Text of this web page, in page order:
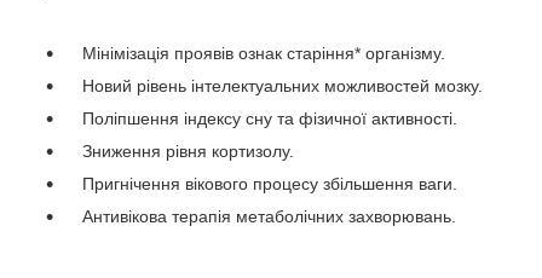
Мінімізація проявів ознак старіння* організму.
Новий рівень інтелектуальних можливостей мозку.
Поліпшення індексу сну та фізичної активності.
Зниження рівня кортизолу.
Пригнічення вікового процесу збільшення ваги.
Антивікова терапія метаболічних захворювань.